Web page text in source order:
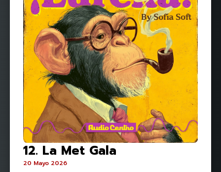
12. La Met Gala
20 Mayo 2026